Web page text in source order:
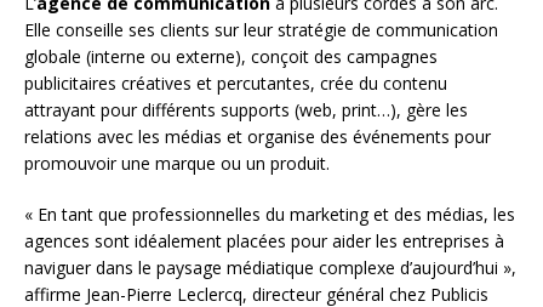
Elle conseille ses clients sur leur stratégie de communication
globale (interne ou externe), conçoit des campagnes
publicitaires créatives et percutantes, crée du contenu
attrayant pour différents supports (web, print…), gère les
relations avec les médias et organise des événements pour
promouvoir une marque ou un produit.
« En tant que professionnelles du marketing et des médias, les
agences sont idéalement placées pour aider les entreprises à
naviguer dans le paysage médiatique complexe d’aujourd’hui »,
affirme Jean-Pierre Leclercq, directeur général chez Publicis